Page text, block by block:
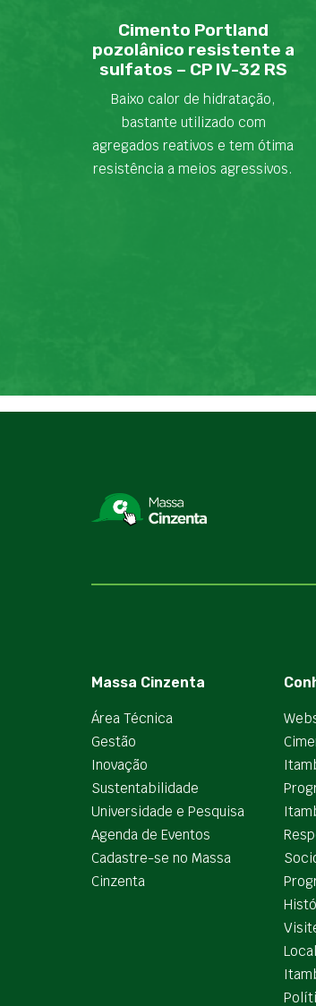
Cimento Portland
pozolânico resistente a
sulfatos – CP IV-32 RS
Baixo calor de hidratação,
bastante utilizado com
agregados reativos e tem ótima
resistência a meios agressivos.
Massa Cinzenta
Área Técnica
Gestão
Inovação
Sustentabilidade
Universidade e Pesquisa
Agenda de Eventos
Cadastre-se no Massa
Cinzenta